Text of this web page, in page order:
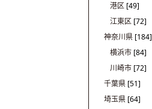
港区 [49]
江東区 [72]
神奈川県 [184]
横浜市 [84]
川崎市 [72]
千葉県 [51]
埼玉県 [64]